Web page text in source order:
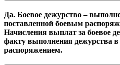
Да. Боевое дежурство –
поставленной боевым
Начисления выплат за боевое
факту выполнения дежурства в
распоряжением.